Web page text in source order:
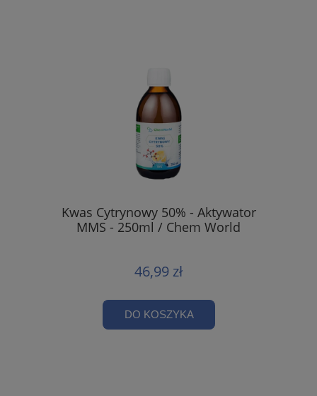
Kwas Cytrynowy 50% - Aktywator
MMS - 250ml / Chem World
46,99 zł
DO KOSZYKA